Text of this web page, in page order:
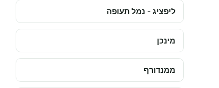
ליפציג - נמל תעופה
מינכן
ממנדורף